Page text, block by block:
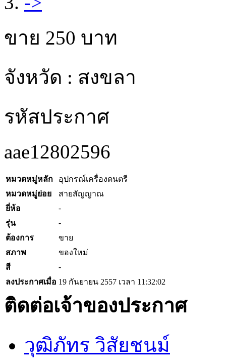
ขาย 250 บาท
จังหวัด : สงขลา
รหัสประกาศ
aae12802596
หมวดหมู่หลัก
อุปกรณ์เครื่องดนตรี
หมวดหมู่ย่อย
สายสัญญาณ
ยี่ห้อ
-
รุ่น
-
ต้องการ
ขาย
สภาพ
ของใหม่
สี
-
ลงประกาศเมื่อ 19 กันยายน 2557 เวลา 11:32:02
ติดต่อเจ้าของประกาศ
วุฒิภัทร วิสัยชนม์